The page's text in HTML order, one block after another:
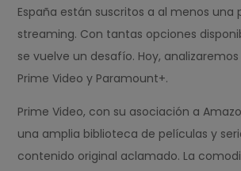
España están suscritos a al menos
streaming. Con tantas opciones
se vuelve un desafío. Hoy,
Prime Video y Paramount+.
Prime Video, con su asociación a
una amplia biblioteca de películas y
contenido original aclamado. La